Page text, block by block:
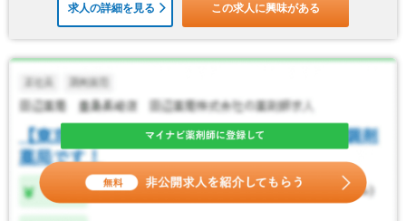
求人の詳細を見る この求人に興味がある